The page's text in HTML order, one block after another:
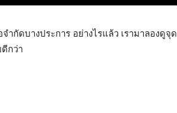
กัดบางประการ อย่างไรแล้ว เรามาลองดูจุด
กว่า